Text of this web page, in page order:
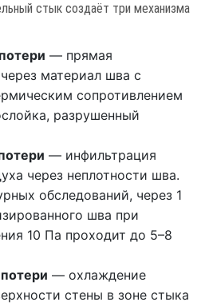
стык создаёт три механизма
— прямая
материал шва с
сопротивлением
разрушенный
— инфильтрация
через неплотности шва.
обследований, через 1
шва при
10 Па проходит до 5–8
— охлаждение
стены в зоне стыка